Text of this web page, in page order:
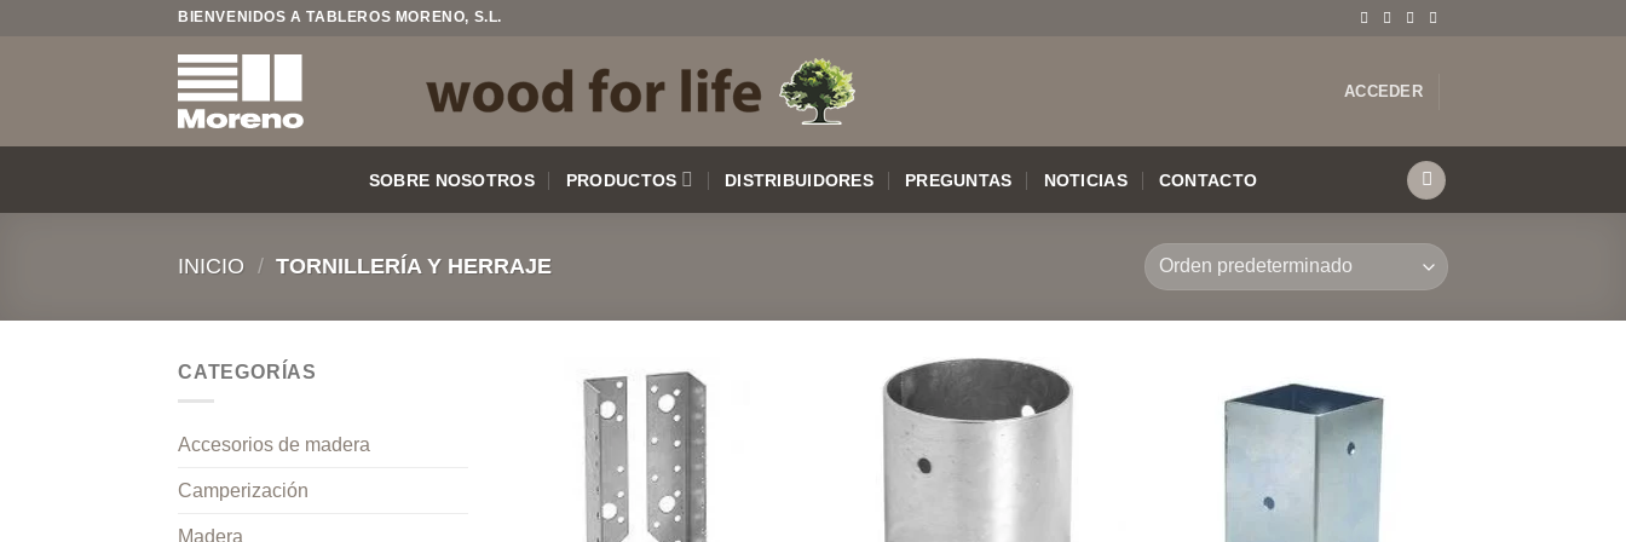
BIENVENIDOS A TABLEROS MORENO, S.L.
ACCEDER
SOBRE NOSOTROS PRODUCTOS DISTRIBUIDORES PREGUNTAS NOTICIAS CONTACTO
INICIO / TORNILLERÍA Y HERRAJE
CATEGORÍAS
Accesorios de madera
Camperización
Madera